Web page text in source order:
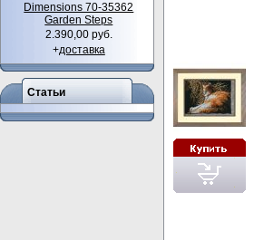
Dimensions 70-35362
Garden Steps
2.390,00 руб.
+доставка
Статьи